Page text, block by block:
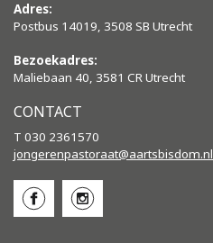
Adres:
Postbus 14019, 3508 SB Utrecht
Bezoekadres:
Maliebaan 40, 3581 CR Utrecht
CONTACT
T 030 2361570
jongerenpastoraat@aartsbisdom.nl